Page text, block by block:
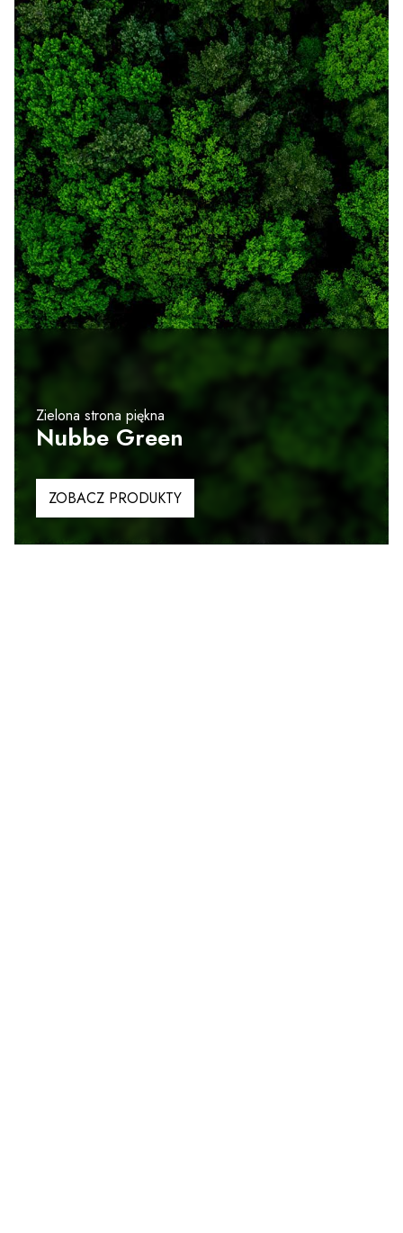
Zielona strona piękna
Nubbe Green
ZOBACZ PRODUKTY